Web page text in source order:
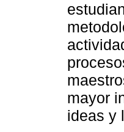
mayor
ideas y